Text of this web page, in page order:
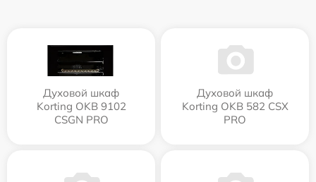
Духовой шкаф
Korting OKB 9102
CSGN PRO
Духовой шкаф
Korting OKB 582 CSX
PRO